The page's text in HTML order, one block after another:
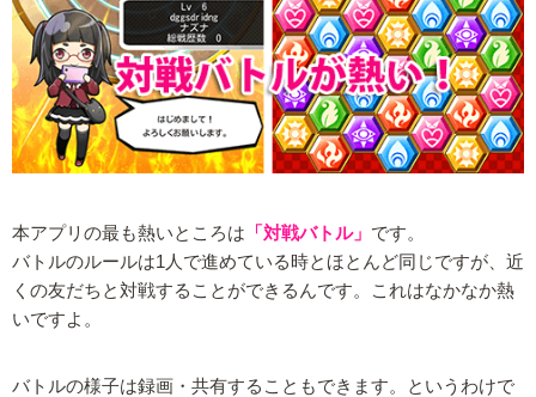
本アプリの最も熱いところは 「対戦バトル」 です。
バトルのルールは1人で進めている時とほとんど同じですが、近
くの友だちと対戦することができるんです。これはなかなか熱
いですよ。
バトルの様子は録画・共有することもできます。というわけで